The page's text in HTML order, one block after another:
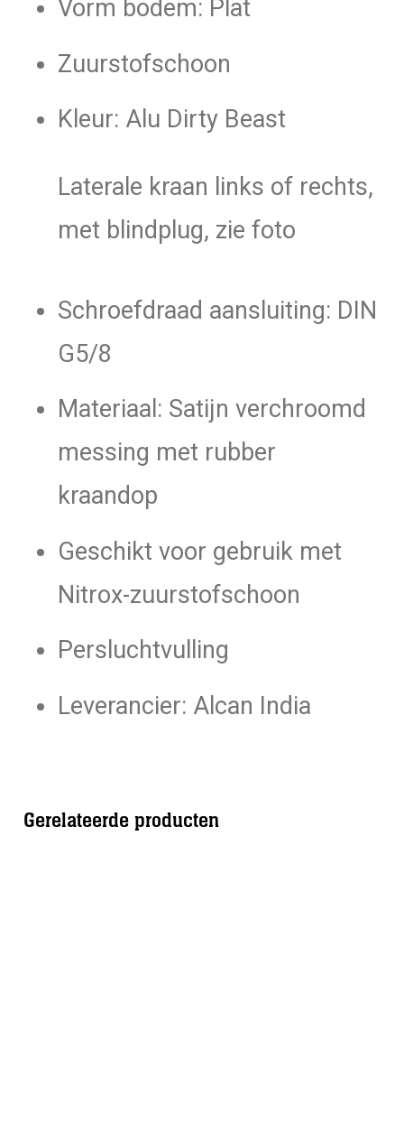
Vorm bodem: Plat
Zuurstofschoon
Kleur: Alu Dirty Beast
Laterale kraan links of rechts,
met blindplug, zie foto
Schroefdraad aansluiting: DIN
G5/8
Materiaal: Satijn verchroomd
messing met rubber
kraandop
Geschikt voor gebruik met
Nitrox-zuurstofschoon
Persluchtvulling
Leverancier: Alcan India
Gerelateerde producten